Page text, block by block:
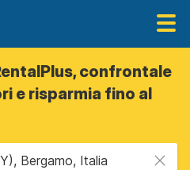
confrontale
e risparmia fino al
Bergamo, Italia